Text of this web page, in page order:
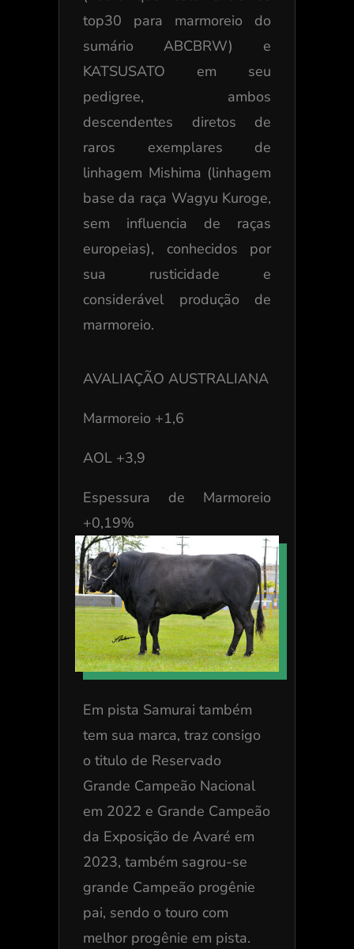
top30 para marmoreio do
sumário ABCBRW) e
KATSUSATO em seu
pedigree, ambos
descendentes diretos de
raros exemplares de
linhagem Mishima (linhagem
base da raça Wagyu Kuroge,
sem influencia de raças
europeias), conhecidos por
sua rusticidade e
considerável produção de
marmoreio.
AVALIAÇÃO AUSTRALIANA
Marmoreio +1,6
AOL +3,9
Espessura de Marmoreio
+0,19%
Em pista Samurai também
tem sua marca, traz consigo
o titulo de Reservado
Grande Campeão Nacional
em 2022 e Grande Campeão
da Exposição de Avaré em
2023, também sagrou-se
grande Campeão progênie
pai, sendo o touro com
melhor progênie em pista.